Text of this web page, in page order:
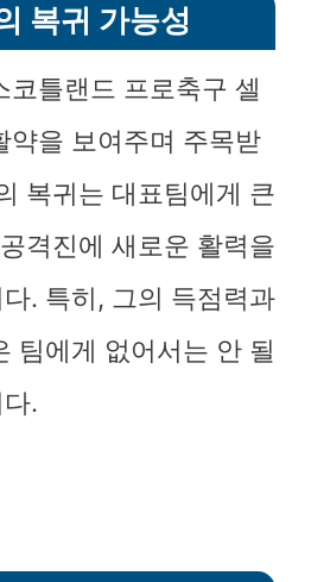
복귀 가능성
코틀랜드 프로축구 셀
약을 보여주며 주목받
복귀는 대표팀에게 큰
격진에 새로운 활력을
. 특히, 그의 득점력과
팀에게 없어서는 안 될
.